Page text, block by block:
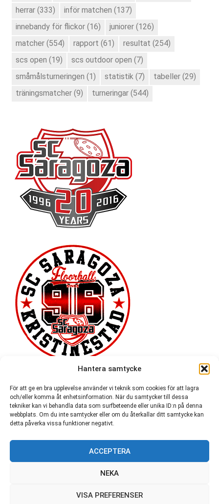
Hantera samtycke
För att ge en bra upplevelse använder vi teknik som cookies för att lagra
och/eller komma åt enhetsinformation. När du samtycker till dessa
tekniker kan vi behandla data som surfbeteende eller unika ID:n på denna
webbplats. Om du inte samtycker eller om du återkallar ditt samtycke kan
detta påverka vissa funktioner negativt.
ACCEPTERA
NEKA
VISA PREFERENSER
herrar (333) inför matchen (137)
innebandy för flickor (16) juniorer (126)
matcher (554) rapport (61) resultat (254)
scs open (19) scs outdoor open (7)
småmålsturneringen (1) statistik (7) tabeller (29)
träningsmatcher (9) turneringar (544)
© SC Saragoza r.f. 1996-2026